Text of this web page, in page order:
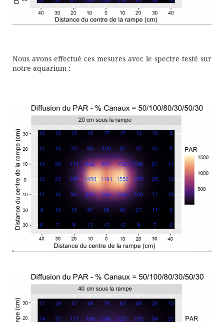
Nous avons effectué ces mesures avec le spectre testé sur
notre aquarium :